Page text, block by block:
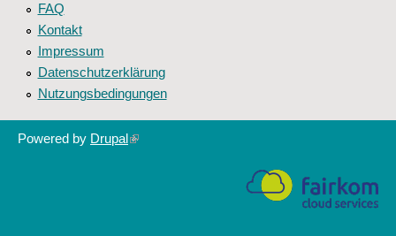
FAQ
Kontakt
Impressum
Datenschutzerklärung
Nutzungsbedingungen
Powered by Drupal(link